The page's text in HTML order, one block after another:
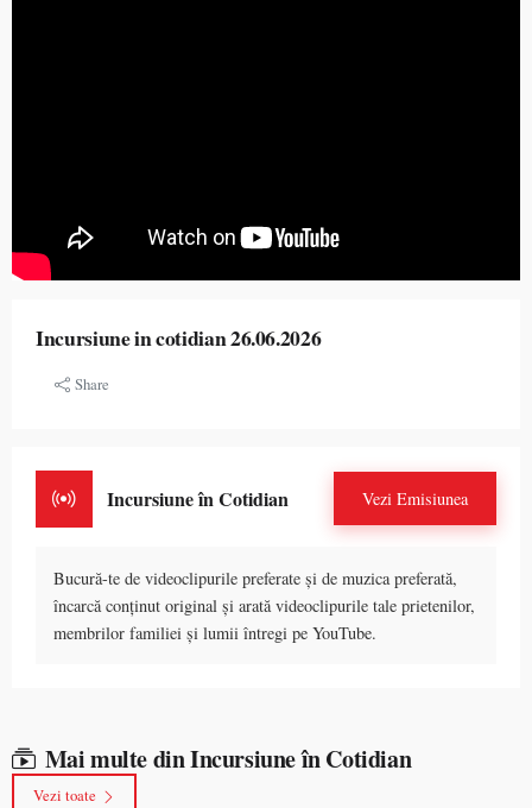
Incursiune in cotidian 26.06.2026
Share
Incursiune în Cotidian Vezi Emisiunea
Bucură-te de videoclipurile preferate și de muzica preferată,
încarcă conținut original și arată videoclipurile tale prietenilor,
membrilor familiei și lumii întregi pe YouTube.
Mai multe din Incursiune în Cotidian
Vezi toate